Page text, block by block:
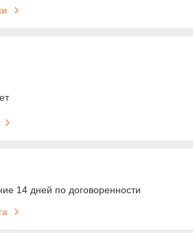
14 дней по договоренности